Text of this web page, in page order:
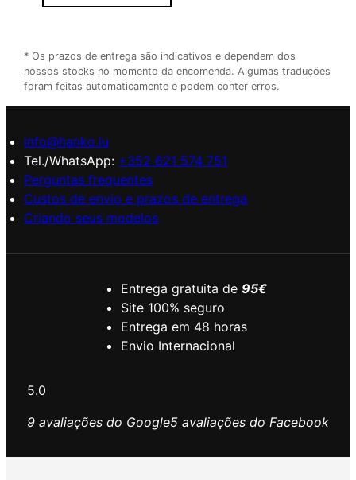
* Os prazos de entrega são indicativos e dependem dos
nossos stocks no momento da encomenda. Algumas traduções
foram feitas automaticamente e podem conter erros.
info@hanko.lu
Tel./WhatsApp: +352 621 574 751
Perguntas frequentes
Custos de envio e prazos de entrega
Criando seus modelos
Entrega gratuita de 95€
Site 100% seguro
Entrega em 48 horas
Envio Internacional
5.0
9 avaliações do Google5 avaliações do Facebook